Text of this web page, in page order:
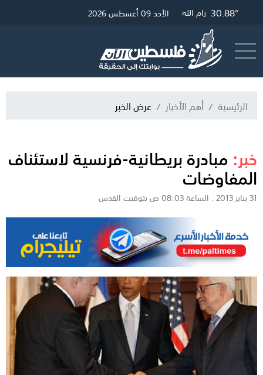
33.25° غزة 31.12° القدس 30.88° رام الله الأحد 09 أغسطس 2026
الرئيسية أهم الأخبار عرض الخبر
خبر: مبادرة بريطانية-فرنسية لاستئناف
المفاوضات
31 يناير 2013 . الساعة 08:03 ص بتوقيت القدس